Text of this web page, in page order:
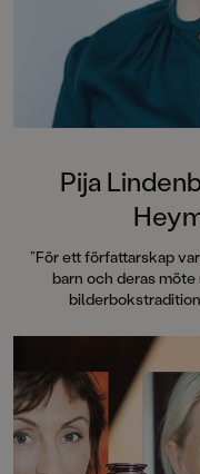
Pija
”För ett författarskap
barn och deras